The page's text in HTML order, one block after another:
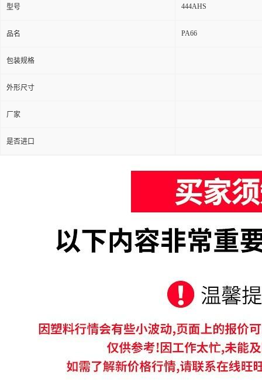
型号 444AHS
品名 PA66
包装规格
外形尺寸
厂家
是否进口